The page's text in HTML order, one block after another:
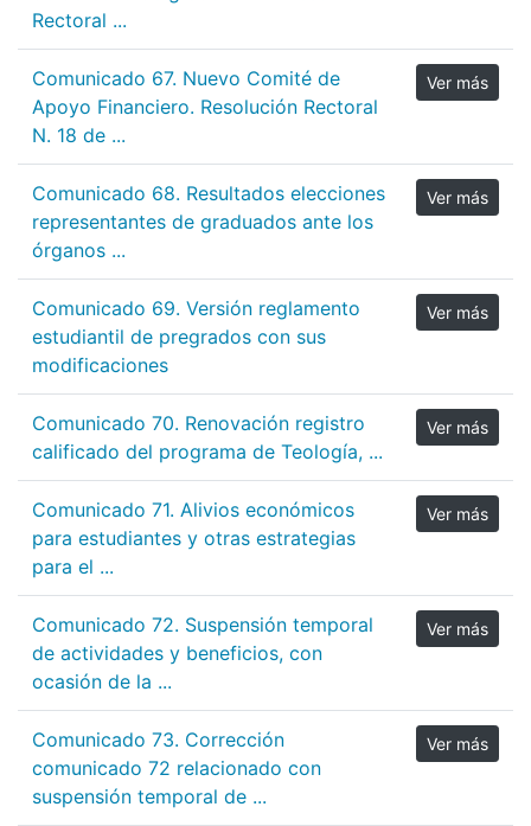
Rectoral ...
Comunicado 67. Nuevo Comité de
Apoyo Financiero. Resolución Rectoral
N. 18 de ...
Ver más
Comunicado 68. Resultados elecciones
representantes de graduados ante los
órganos ...
Ver más
Comunicado 69. Versión reglamento
estudiantil de pregrados con sus
modificaciones
Ver más
Comunicado 70. Renovación registro
calificado del programa de Teología, ...
Ver más
Comunicado 71. Alivios económicos
para estudiantes y otras estrategias
para el ...
Ver más
Comunicado 72. Suspensión temporal
de actividades y beneficios, con
ocasión de la ...
Ver más
Comunicado 73. Corrección
comunicado 72 relacionado con
suspensión temporal de ...
Ver más